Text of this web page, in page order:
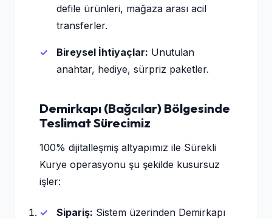
defile ürünleri, mağaza arası acil
transferler.
Bireysel İhtiyaçlar: Unutulan
anahtar, hediye, sürpriz paketler.
Demirkapı (Bağcılar) Bölgesinde
Teslimat Sürecimiz
100% dijitalleşmiş altyapımız ile Sürekli
Kurye operasyonu şu şekilde kusursuz
işler:
Sipariş: Sistem üzerinden Demirkapı